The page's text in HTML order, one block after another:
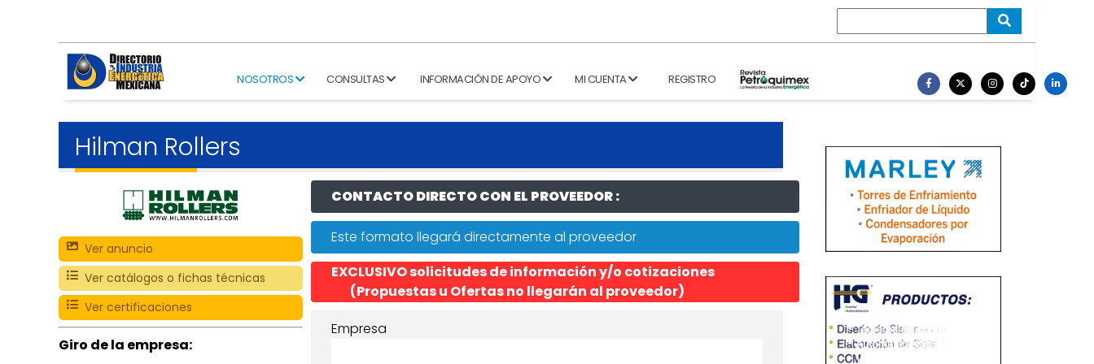
NOSOTROS CONSULTAS INFORMACIÓN DE APOYO MI CUENTA REGISTRO
Hilman Rollers
Ver anuncio
Ver catálogos o fichas técnicas
Ver certificaciones
Giro de la empresa:
CONTACTO DIRECTO CON EL PROVEEDOR :
Este formato llegará directamente al proveedor
EXCLUSIVO solicitudes de información y/o cotizaciones
(Propuestas u Ofertas no llegarán al proveedor)
Empresa